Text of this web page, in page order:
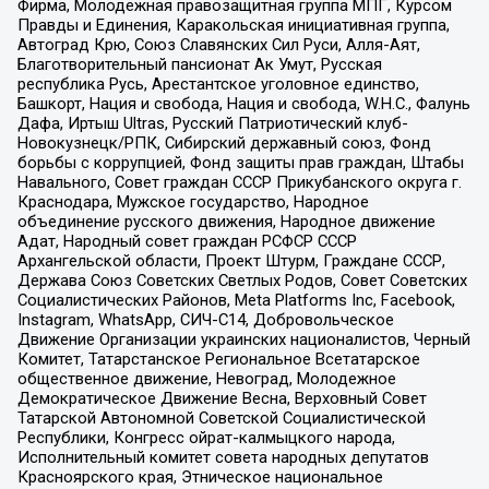
Фирма, Молодежная правозащитная группа МПГ, Курсом
Правды и Единения, Каракольская инициативная группа,
Автоград Крю, Союз Славянских Сил Руси, Алля-Аят,
Благотворительный пансионат Ак Умут, Русская
республика Русь, Арестантское уголовное единство,
Башкорт, Нация и свобода, Нация и свобода, W.H.С., Фалунь
Дафа, Иртыш Ultras, Русский Патриотический клуб-
Новокузнецк/РПК, Сибирский державный союз, Фонд
борьбы с коррупцией, Фонд защиты прав граждан, Штабы
Навального, Совет граждан СССР Прикубанского округа г.
Краснодара, Мужское государство, Народное
объединение русского движения, Народное движение
Адат, Народный совет граждан РСФСР СССР
Архангельской области, Проект Штурм, Граждане СССР,
Держава Союз Советских Светлых Родов, Совет Советских
Социалистических Районов, Meta Platforms Inc, Facebook,
Instagram, WhatsApp, СИЧ-С14, Добровольческое
Движение Организации украинских националистов, Черный
Комитет, Татарстанское Региональное Всетатарское
общественное движение, Невоград, Молодежное
Демократическое Движение Весна, Верховный Совет
Татарской Автономной Советской Социалистической
Республики, Конгресс ойрат-калмыцкого народа,
Исполнительный комитет совета народных депутатов
Красноярского края, Этническое национальное